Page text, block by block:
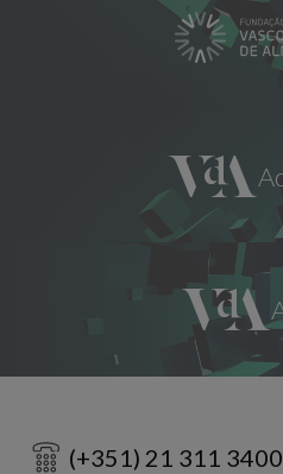
(+351) 21 311 3400